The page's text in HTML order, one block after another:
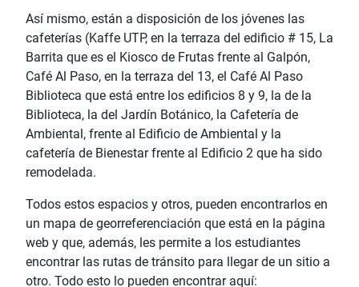
Así mismo, están a disposición de los jóvenes las
cafeterías (Kaffe UTP, en la terraza del edificio # 15, La
Barrita que es el Kiosco de Frutas frente al Galpón,
Café Al Paso, en la terraza del 13, el Café Al Paso
Biblioteca que está entre los edificios 8 y 9, la de la
Biblioteca, la del Jardín Botánico, la Cafetería de
Ambiental, frente al Edificio de Ambiental y la
cafetería de Bienestar frente al Edificio 2 que ha sido
remodelada.
Todos estos espacios y otros, pueden encontrarlos en
un mapa de georreferenciación que está en la página
web y que, además, les permite a los estudiantes
encontrar las rutas de tránsito para llegar de un sitio a
otro. Todo esto lo pueden encontrar aquí: